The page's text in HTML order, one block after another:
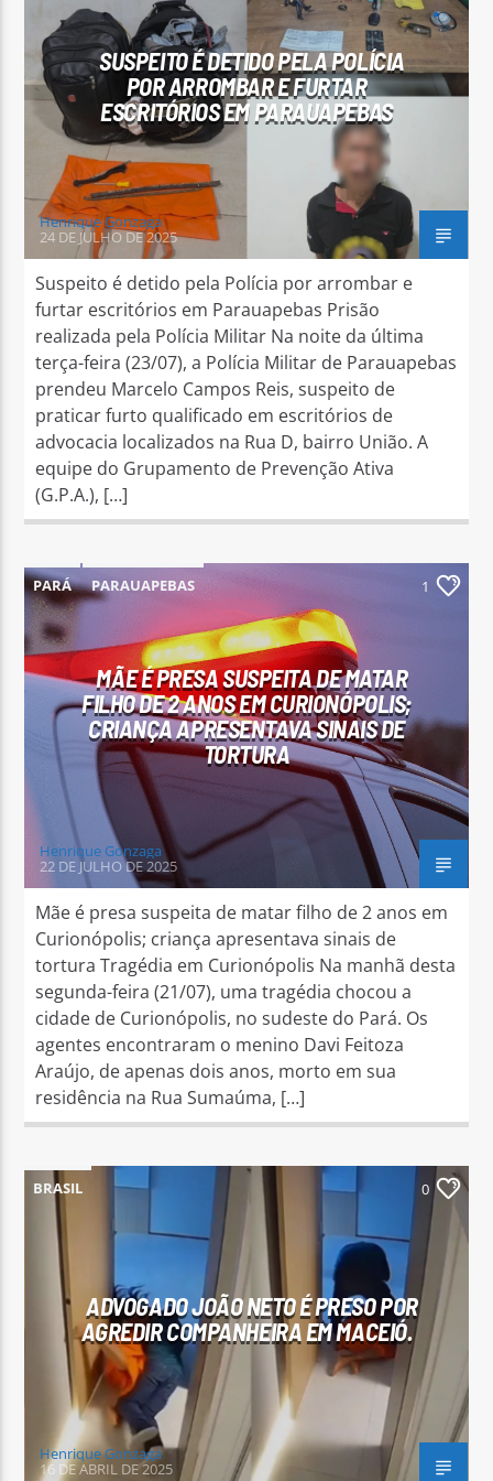
Arara Azul FM
SUSPEITO É DETIDO PELA POLÍCIA
POR ARROMBAR E FURTAR
ESCRITÓRIOS EM PARAUAPEBAS
Henrique Gonzaga
24 DE JULHO DE 2025
Suspeito é detido pela Polícia por arrombar e
furtar escritórios em Parauapebas Prisão
realizada pela Polícia Militar Na noite da última
terça-feira (23/07), a Polícia Militar de Parauapebas
prendeu Marcelo Campos Reis, suspeito de
praticar furto qualificado em escritórios de
advocacia localizados na Rua D, bairro União. A
equipe do Grupamento de Prevenção Ativa
(G.P.A.), […]
PARÁ PARAUAPEBAS 1
MÃE É PRESA SUSPEITA DE MATAR
FILHO DE 2 ANOS EM CURIONÓPOLIS;
CRIANÇA APRESENTAVA SINAIS DE
TORTURA
Henrique Gonzaga
22 DE JULHO DE 2025
Mãe é presa suspeita de matar filho de 2 anos em
Curionópolis; criança apresentava sinais de
tortura Tragédia em Curionópolis Na manhã desta
segunda-feira (21/07), uma tragédia chocou a
cidade de Curionópolis, no sudeste do Pará. Os
agentes encontraram o menino Davi Feitoza
Araújo, de apenas dois anos, morto em sua
residência na Rua Sumaúma, […]
BRASIL 0
ADVOGADO JOÃO NETO É PRESO POR
AGREDIR COMPANHEIRA EM MACEIÓ.
Henrique Gonzaga
16 DE ABRIL DE 2025